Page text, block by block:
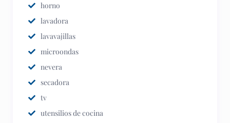
horno
lavadora
lavavajillas
microondas
nevera
secadora
tv
utensilios de cocina